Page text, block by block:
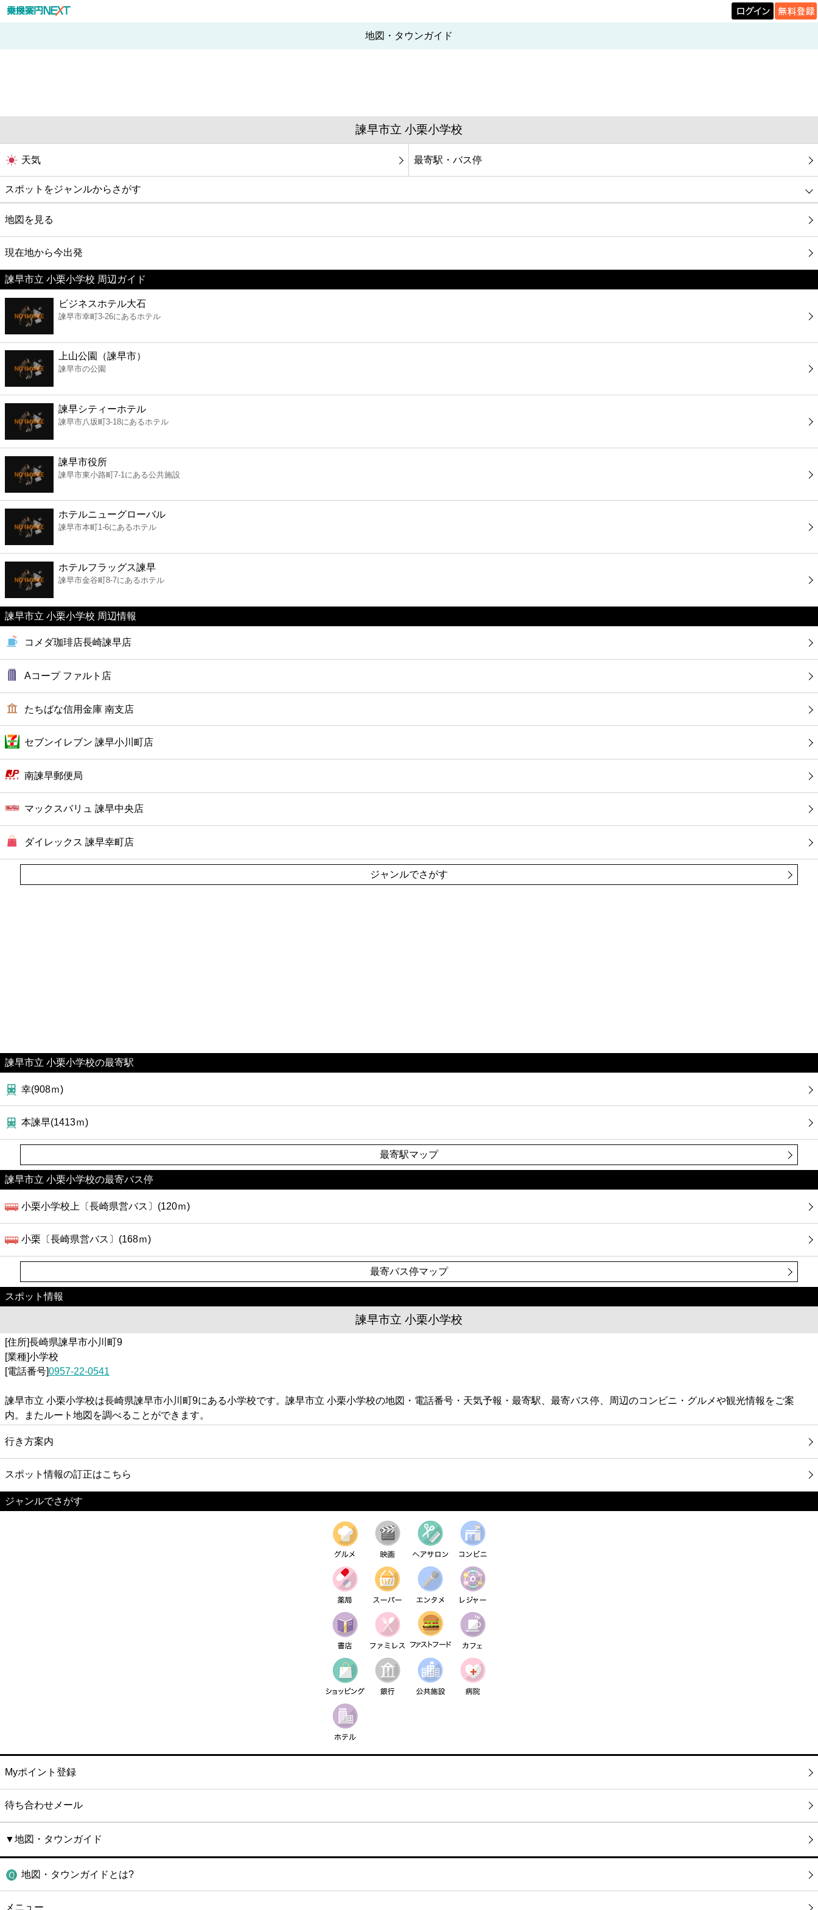
地図・タウンガイド
諫早市立 小栗小学校
天気 最寄駅・バス停
スポットをジャンルからさがす
グルメ
映画
美容
コンビニ
薬局
スーパー
エンタメ
レジャー
書店
ファミレス
ファーストフード
カフェ
ショッピング
公共
ホテル
地図を見る
現在地から今出発
諫早市立 小栗小学校 周辺ガイド
ビジネスホテル大石
諫早市幸町3-26にあるホテル
上山公園（諫早市）
諫早市の公園
諫早シティーホテル
諫早市八坂町3-18にあるホテル
諫早市役所
諫早市東小路町7-1にある公共施設
ホテルニューグローバル
諫早市本町1-6にあるホテル
ホテルフラッグス諫早
諫早市金谷町8-7にあるホテル
諫早市立 小栗小学校 周辺情報
コメダ珈琲店長崎諫早店
Aコープ ファルト店
たちばな信用金庫 南支店
セブンイレブン 諫早小川町店
南諫早郵便局
マックスバリュ 諫早中央店
ダイレックス 諫早幸町店
ジャンルでさがす
諫早市立 小栗小学校の最寄駅
幸(908ｍ)
本諫早(1413ｍ)
最寄駅マップ
諫早市立 小栗小学校の最寄バス停
小栗小学校上〔長崎県営バス〕(120ｍ)
小栗〔長崎県営バス〕(168ｍ)
最寄バス停マップ
スポット情報
諫早市立 小栗小学校
[住所]長崎県諫早市小川町9
[業種]小学校
[電話番号]0957-22-0541
諫早市立 小栗小学校は長崎県諫早市小川町9にある小学校です。諫早市立 小栗小学校の地図・電話番号・天気予報・最寄駅、最寄バス停、周辺のコンビニ・グルメや観光情報をご案
内。またルート地図を調べることができます。
行き方案内
スポット情報の訂正はこちら
ジャンルでさがす
Myポイント登録
待ち合わせメール
▼地図・タウンガイド
地図・タウンガイドとは?
メニュー